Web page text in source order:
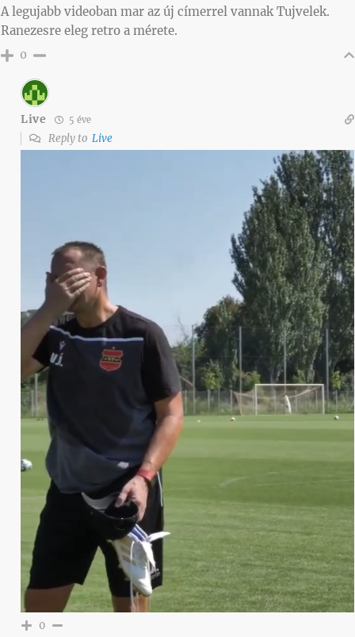
A legujabb videoban mar az új címerrel vannak Tujvelek.
Ranezesre eleg retro a mérete.
0
Live 5 éve
Reply to Live
0